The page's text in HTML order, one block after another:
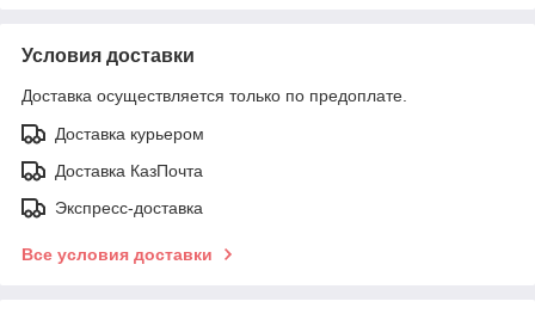
Условия доставки
Доставка осуществляется только по предоплате.
Доставка курьером
Доставка КазПочта
Экспресс-доставка
Все условия доставки